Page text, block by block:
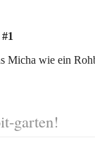
Micha wie ein
garten!